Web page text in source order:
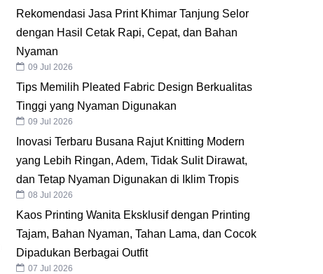
Rekomendasi Jasa Print Khimar Tanjung Selor
dengan Hasil Cetak Rapi, Cepat, dan Bahan
Nyaman
09 Jul 2026
Tips Memilih Pleated Fabric Design Berkualitas
Tinggi yang Nyaman Digunakan
09 Jul 2026
Inovasi Terbaru Busana Rajut Knitting Modern
yang Lebih Ringan, Adem, Tidak Sulit Dirawat,
dan Tetap Nyaman Digunakan di Iklim Tropis
08 Jul 2026
Kaos Printing Wanita Eksklusif dengan Printing
Tajam, Bahan Nyaman, Tahan Lama, dan Cocok
Dipadukan Berbagai Outfit
07 Jul 2026